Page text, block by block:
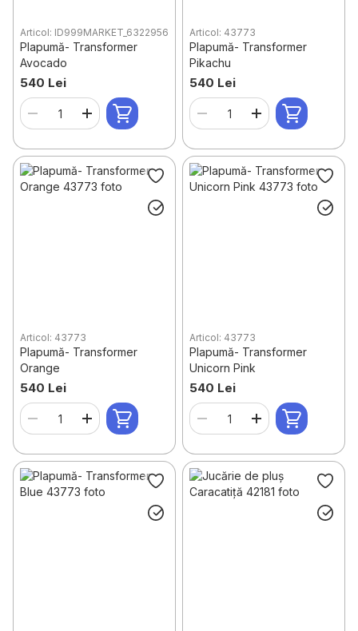
Articol: ID999MARKET_6322956
Plapumă- Transformer
Avocado
540 Lei
Articol: 43773
Plapumă- Transformer
Pikachu
540 Lei
Articol: 43773
Plapumă- Transformer
Orange
540 Lei
Articol: 43773
Plapumă- Transformer
Unicorn Pink
540 Lei